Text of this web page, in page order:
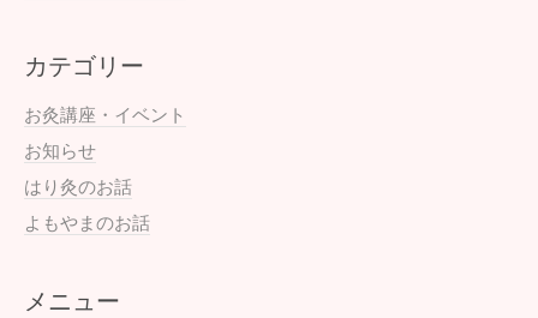
カテゴリー
お灸講座・イベント
お知らせ
はり灸のお話
よもやまのお話
メニュー